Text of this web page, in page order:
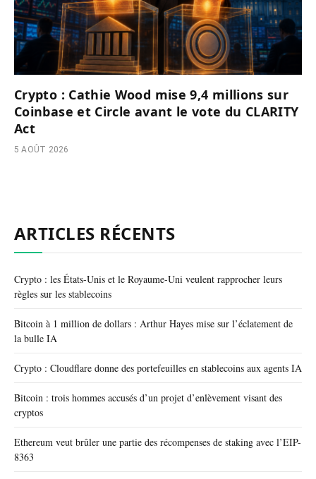
Crypto : Cathie Wood mise 9,4 millions sur
Coinbase et Circle avant le vote du CLARITY
Act
5 AOÛT 2026
ARTICLES RÉCENTS
Crypto : les États-Unis et le Royaume-Uni veulent rapprocher leurs
règles sur les stablecoins
Bitcoin à 1 million de dollars : Arthur Hayes mise sur l’éclatement de
la bulle IA
Crypto : Cloudflare donne des portefeuilles en stablecoins aux agents IA
Bitcoin : trois hommes accusés d’un projet d’enlèvement visant des
cryptos
Ethereum veut brûler une partie des récompenses de staking avec l’EIP-
8363